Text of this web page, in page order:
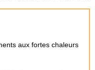
aux fortes chaleurs